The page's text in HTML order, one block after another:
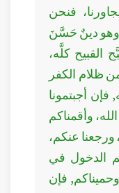
فنحن
وهو دينٌ حَسَّنَ
كلَّه،
ظلام الكفر
فإن أجبتمونا
وأقمناكم
ورجعنا عنكم،
الدخول في
فإن